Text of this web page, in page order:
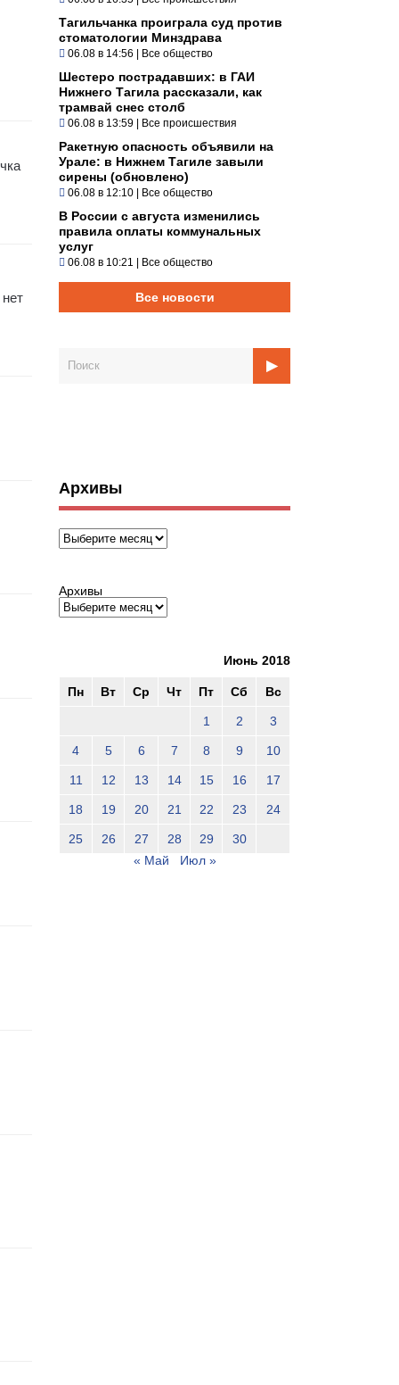
Тагильчанка проиграла суд против
стоматологии Минздрава
06.08 в 14:56 | Все общество
Шестеро пострадавших: в ГАИ
Нижнего Тагила рассказали, как
трамвай снес столб
06.08 в 13:59 | Все происшествия
Ракетную опасность объявили на
Урале: в Нижнем Тагиле завыли
сирены (обновлено)
06.08 в 12:10 | Все общество
В России с августа изменились
правила оплаты коммунальных
услуг
06.08 в 10:21 | Все общество
Все новости
Архивы
Архивы
Архивы
Июнь 2018
Пн Вт Ср Чт Пт Сб Вс
1 2 3
4 5 6 7 8 9 10
11 12 13 14 15 16 17
18 19 20 21 22 23 24
25 26 27 28 29
30
« Май
Июл »